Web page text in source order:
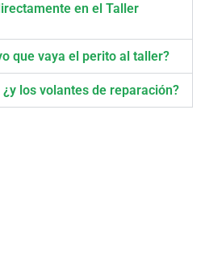
en el Taller
que vaya el perito al taller?
los volantes de reparación?